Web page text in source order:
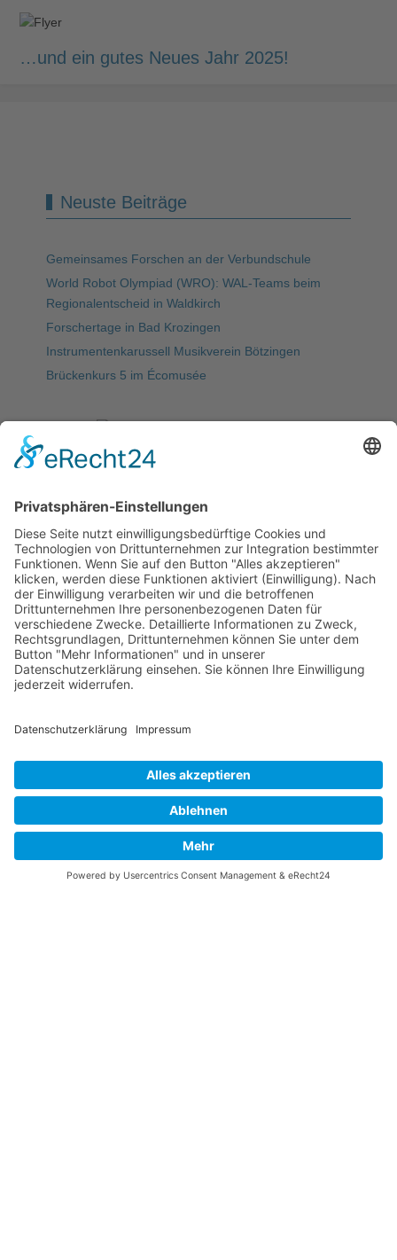
…und ein gutes Neues Jahr 2025!
Neuste Beiträge
Gemeinsames Forschen an der Verbundschule
World Robot Olympiad (WRO): WAL-Teams beim
Regionalentscheid in Waldkirch
Forschertage in Bad Krozingen
Instrumentenkarussell Musikverein Bötzingen
Brückenkurs 5 im Écomusée
5. WAL-Hackdays: letzte Vorbereitungen für den
„Marktplatz“ & Publikumspreis
Startseite
Allgemeine Informationen
Schulleitung/Verwaltung
Speiseplan
Datenschutz|Login
© Wilhelm-August-Lay-Schule Bötzingen 2026, Custom Design by
Webdesign Schreiber